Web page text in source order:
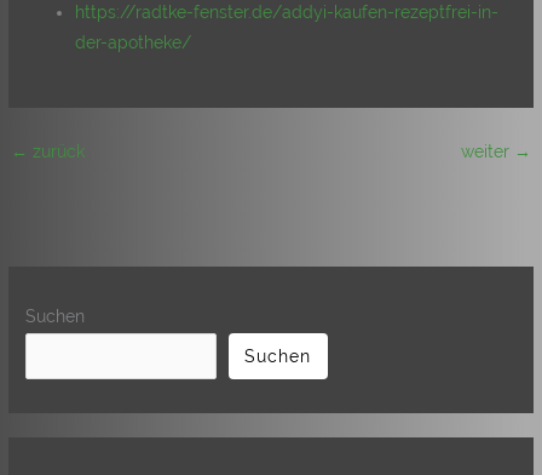
https://radtke-fenster.de/addyi-kaufen-rezeptfrei-in-
der-apotheke/
← zurück weiter →
Suchen
Suchen